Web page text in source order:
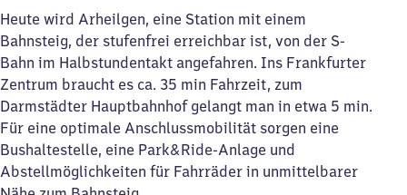
Heute wird Arheilgen, eine Station mit einem
Bahnsteig, der stufenfrei erreichbar ist, von der S-
Bahn im Halbstundentakt angefahren. Ins Frankfurter
Zentrum braucht es ca. 35 min Fahrzeit, zum
Darmstädter Hauptbahnhof gelangt man in etwa 5 min.
Für eine optimale Anschlussmobilität sorgen eine
Bushaltestelle, eine Park&Ride-Anlage und
Abstellmöglichkeiten für Fahrräder in unmittelbarer